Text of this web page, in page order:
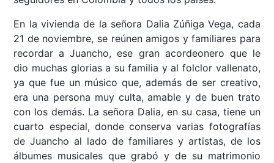
En la vivienda de la señora Dalia Zúñiga Vega, cada
21 de noviembre, se reúnen amigos y familiares para
recordar a Juancho, ese gran acordeonero que le
dio muchas glorias a su familia y al folclor vallenato,
ya que fue un músico que, además de ser creativo,
era una persona muy culta, amable y de buen trato
con los demás. La señora Dalia, en su casa, tiene un
cuarto especial, donde conserva varias fotografías
de Juancho al lado de familiares y artistas, de los
álbumes musicales que grabó y de su matrimonio